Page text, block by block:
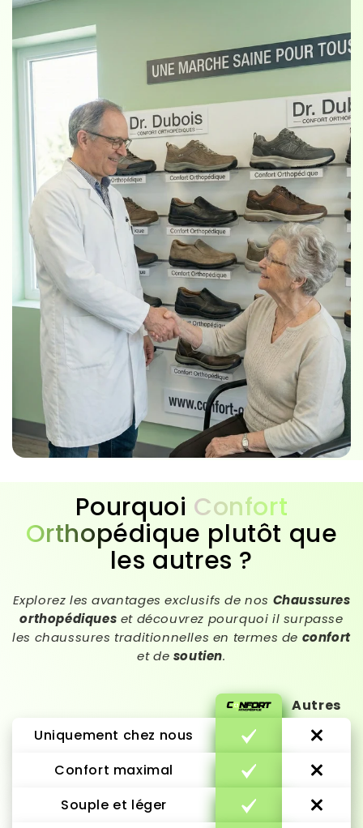
Pourquoi Confort
Orthopédique plutôt que
les autres ?
Explorez les avantages exclusifs de nos Chaussures
orthopédiques et découvrez pourquoi il surpasse
les chaussures traditionnelles en termes de confort
et de soutien.
Autres
Uniquement chez nous
Confort maximal
Souple et léger